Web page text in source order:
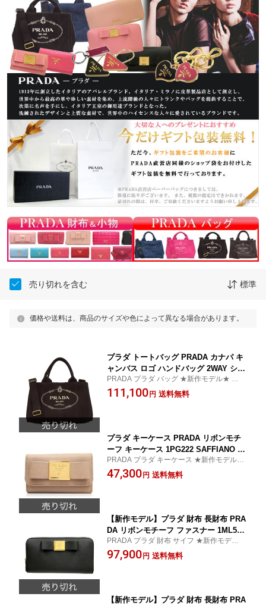
売り切れを含む 標準
価格や送料は、商品のサイズや色によって異なる場合があります。
プラダ トートバッグ PRADA カナパ キ
ャンバス ロゴ ハンドバッグ 2WAY ショ
ルダーバッグ B2642B 1PG642 CANAPA
NERO ブラック PRADA プラダ【プラ
PRADA プラダ バッグ ★新作モデル★ 上品
な高級感漂うお洒落なトートバッグ
111,100 円 送料無料
プラダ キーケース PRADA リボンモチ
ーフ キーケース 1PG222 SAFFIANO FI
OCCO CAMMEO ベージュ PRADA プラ
ダ【プラダキーケース/PRADAキーケー
PRADA プラダ キーケース ★新作モデル・
★
47,300 円 送料無料
【新作モデル】プラダ 財布 長財布 PRA
DA リボンモチーフ ファスナー 1ML506
SAFFIANO FIOCCO NERO ブラック
【サイフ】【新作モデル・新品・正規
PRADA プラダ 財布 サイフ ★新作モデル・
新品・正規品★ 上品な高級感漂うお洒落な
長財布
97,900 円 送料無料
【新作モデル】プラダ 財布 長財布 PRA